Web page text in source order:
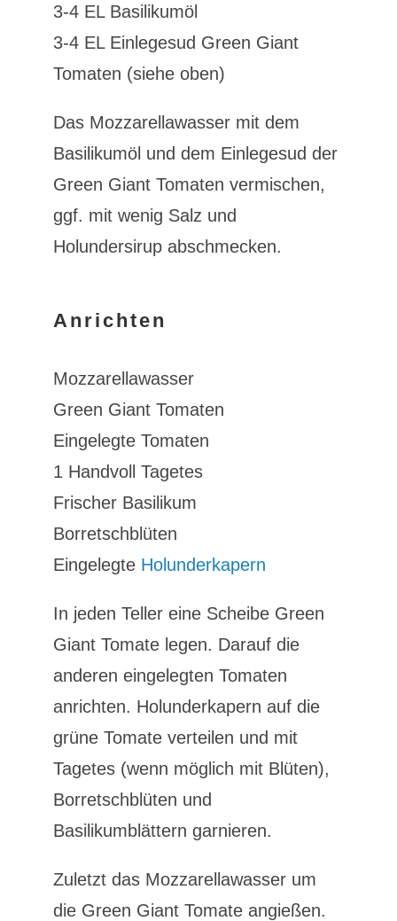
3-4 EL Basilikumöl
3-4 EL Einlegesud Green Giant
Tomaten (siehe oben)
Das Mozzarellawasser mit dem
Basilikumöl und dem Einlegesud der
Green Giant Tomaten vermischen,
ggf. mit wenig Salz und
Holundersirup abschmecken.
Anrichten
Mozzarellawasser
Green Giant Tomaten
Eingelegte Tomaten
1 Handvoll Tagetes
Frischer Basilikum
Borretschblüten
Eingelegte Holunderkapern
In jeden Teller eine Scheibe Green
Giant Tomate legen. Darauf die
anderen eingelegten Tomaten
anrichten. Holunderkapern auf die
grüne Tomate verteilen und mit
Tagetes (wenn möglich mit Blüten),
Borretschblüten und
Basilikumblättern garnieren.
Zuletzt das Mozzarellawasser um
die Green Giant Tomate angießen.